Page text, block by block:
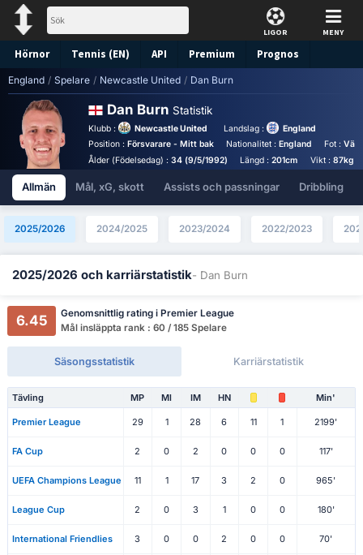
LIGOR MENY
Hörnor Tennis (EN) API Premium Prognos
England / Spelare / Newcastle United / Dan Burn
Dan Burn Statistik
Klubb : Newcastle United Landslag :
England
Position : Försvarare - Mitt bak Nationalitet :England Fot :
Ålder (Födelsedag) : 34 (9/5/1992) Längd :201cm Vikt : 87kg
Allmän Mål, xG, skott Assists och passningar Dribbling
2025/2026 2024/2025 2023/2024 2022/2023
2025/2026 och karriärstatistik- Dan Burn
6.45
Genomsnittlig rating i Premier League
Mål insläppta rank : 60 / 185 Spelare
Säsongsstatistik Karriärstatistik
Tävling MP Ml IM HN Min'
Premier League 29 1 28 6 11 1 2199'
FA Cup 2 0 2 0 0 0 117'
UEFA Champions League 11 1 17 3 2 0 965'
League Cup 2 0 3 1 0 0 180'
International Friendlies 3 0 0 2 0 0 70'